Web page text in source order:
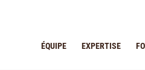
ÉQUIPE EXPERTISE